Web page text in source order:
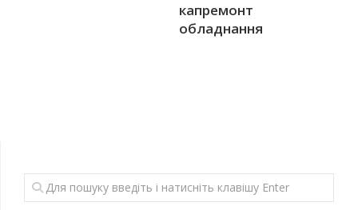
капремонт
обладнання